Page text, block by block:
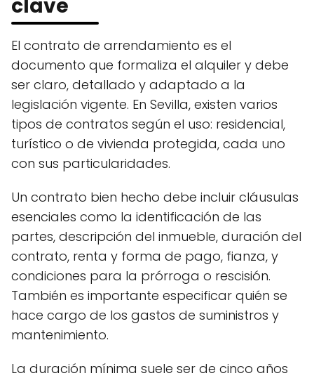
clave
El contrato de arrendamiento es el
documento que formaliza el alquiler y debe
ser claro, detallado y adaptado a la
legislación vigente. En Sevilla, existen varios
tipos de contratos según el uso: residencial,
turístico o de vivienda protegida, cada uno
con sus particularidades.
Un contrato bien hecho debe incluir cláusulas
esenciales como la identificación de las
partes, descripción del inmueble, duración del
contrato, renta y forma de pago, fianza, y
condiciones para la prórroga o rescisión.
También es importante especificar quién se
hace cargo de los gastos de suministros y
mantenimiento.
La duración mínima suele ser de cinco años